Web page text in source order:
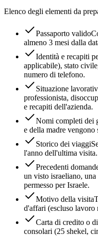
Elenco degli elementi da
Passaporto valido
almeno 3 mesi dalla
Identità e recapiti
applicabile), stato
numero di telefono.
Situazione
professionista,
e recapiti dell'azienda.
Nomi completi dei
e della madre vengono
Storico dei viaggi
l'anno dell'ultima visita.
Precedenti
un visto israeliano,
permesso per Israele.
Motivo della visita
d'affari (escluso
Carta di credito o
consolari (25 shekel,